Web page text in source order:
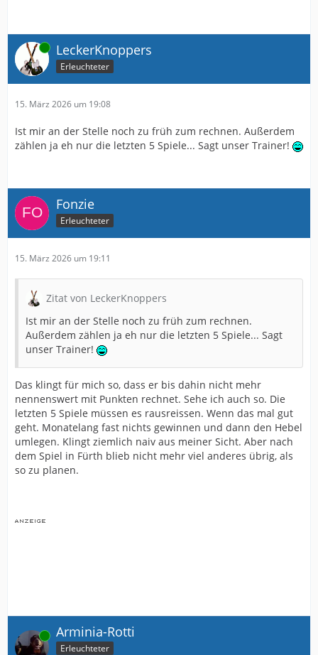
Online LeckerKnoppers
Erleuchteter
15. März 2026 um 19:08
Ist mir an der Stelle noch zu früh zum rechnen. Außerdem
zählen ja eh nur die letzten 5 Spiele... Sagt unser Trainer!
Fonzie
Erleuchteter
15. März 2026 um 19:11
Zitat von LeckerKnoppers
Ist mir an der Stelle noch zu früh zum rechnen.
Außerdem zählen ja eh nur die letzten 5 Spiele... Sagt
unser Trainer!
Das klingt für mich so, dass er bis dahin nicht mehr
nennenswert mit Punkten rechnet. Sehe ich auch so. Die
letzten 5 Spiele müssen es rausreissen. Wenn das mal gut
geht. Monatelang fast nichts gewinnen und dann den Hebel
umlegen. Klingt ziemlich naiv aus meiner Sicht. Aber nach
dem Spiel in Fürth blieb nicht mehr viel anderes übrig, als
so zu planen.
Online Arminia-Rotti
Erleuchteter